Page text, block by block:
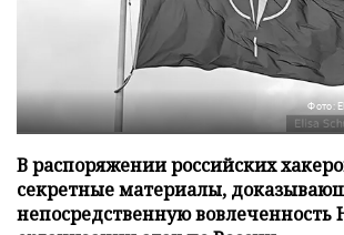
Фото:
В распоряжении российских
секретные материалы,
непосредственную вовлеченность